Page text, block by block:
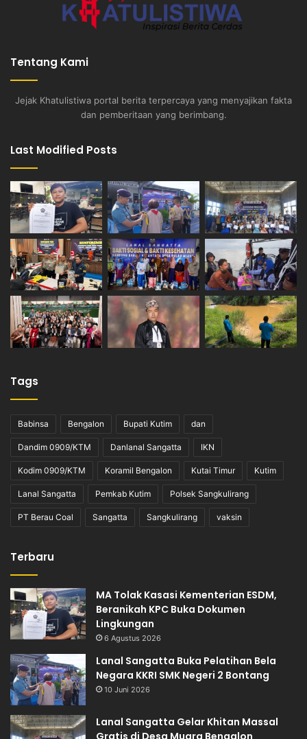
Tentang Kami
Jejak Khatulistiwa portal berita terpercaya yang menyajikan fakta
dan pemberitaan yang berimbang.
Last Modified Posts
Tags
Babinsa Bengalon Bupati Kutim dan
Dandim 0909/KTM Danlanal Sangatta IKN
Kodim 0909/KTM Koramil Bengalon Kutai Timur Kutim
Lanal Sangatta Pemkab Kutim Polsek Sangkulirang
PT Berau Coal Sangatta Sangkulirang vaksin
Terbaru
MA Tolak Kasasi Kementerian ESDM,
Beranikah KPC Buka Dokumen
Lingkungan
6 Agustus 2026
Lanal Sangatta Buka Pelatihan Bela
Negara KKRI SMK Negeri 2 Bontang
10 Juni 2026
Lanal Sangatta Gelar Khitan Massal
Gratis di Desa Muara Bengalon